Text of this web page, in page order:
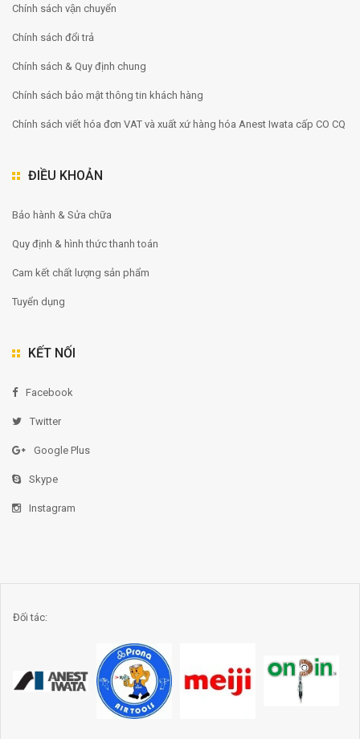
Chính sách vận chuyển
Chính sách đổi trả
Chính sách & Quy định chung
Chính sách bảo mật thông tin khách hàng
Chính sách viết hóa đơn VAT và xuất xứ hàng hóa Anest Iwata cấp CO CQ
ĐIỀU KHOẢN
Bảo hành & Sửa chữa
Quy định & hình thức thanh toán
Cam kết chất lượng sản phẩm
Tuyển dụng
KẾT NỐI
Facebook
Twitter
Google Plus
Skype
Instagram
Đối tác: